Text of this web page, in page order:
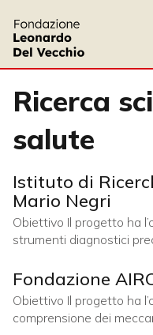
Ricerca
salute
Istituto di
Mario Negri
Obiettivo Il progetto ha
strumenti diagnostici
potenziale del fluido
affidabile per
iniziali, contribuendo a
clinico a una delle
Fondazione
Obiettivo Il progetto ha
comprensione dei